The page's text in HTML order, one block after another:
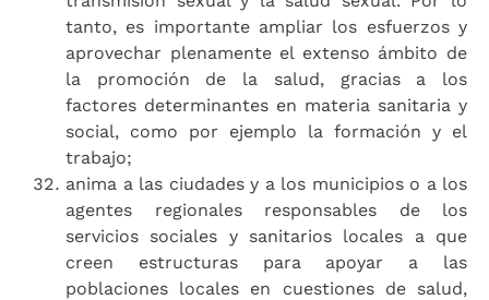
tanto, es importante ampliar los esfuerzos y
aprovechar plenamente el extenso ámbito de
la promoción de la salud, gracias a los
factores determinantes en materia sanitaria y
social, como por ejemplo la formación y el
trabajo;
anima a las ciudades y a los municipios o a los
agentes regionales responsables de los
servicios sociales y sanitarios locales a que
creen estructuras para apoyar a las
poblaciones locales en cuestiones de salud,